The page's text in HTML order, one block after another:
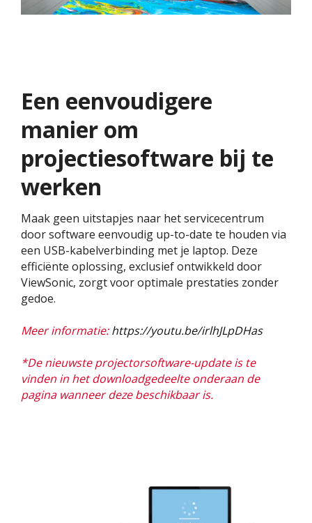
Een eenvoudigere
manier om
projectiesoftware bij te
werken
Maak geen uitstapjes naar het servicecentrum
door software eenvoudig up-to-date te houden via
een USB-kabelverbinding met je laptop. Deze
efficiënte oplossing, exclusief ontwikkeld door
ViewSonic, zorgt voor optimale prestaties zonder
gedoe.
Meer informatie:https://youtu.be/irlhJLpDHas
*De nieuwste projectorsoftware-update is te
vinden in het downloadgedeelte onderaan de
pagina wanneer deze beschikbaar is.